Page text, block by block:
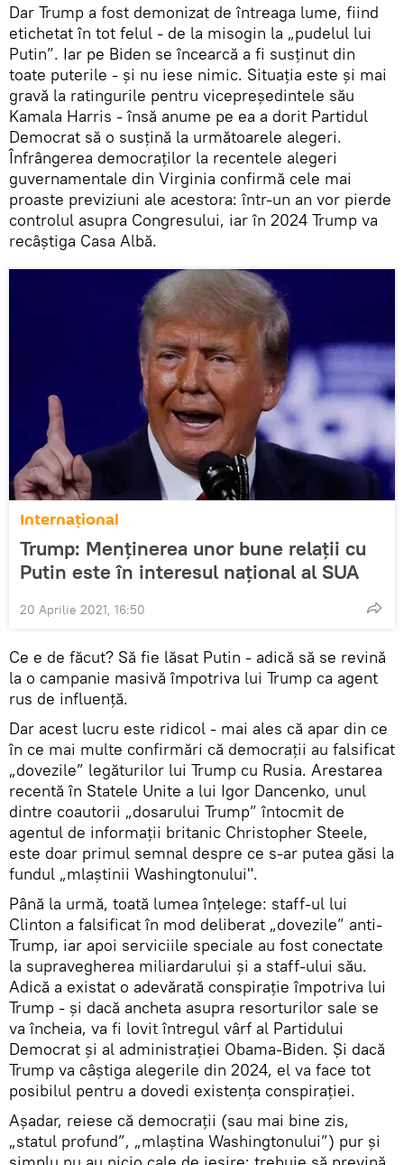
Dar Trump a fost demonizat de întreaga lume, fiind
etichetat în tot felul - de la misogin la „pudelul lui
Putin”. Iar pe Biden se încearcă a fi susținut din
toate puterile - și nu iese nimic. Situația este și mai
gravă la ratingurile pentru vicepreședintele său
Kamala Harris - însă anume pe ea a dorit Partidul
Democrat să o susțină la următoarele alegeri.
Înfrângerea democraților la recentele alegeri
guvernamentale din Virginia confirmă cele mai
proaste previziuni ale acestora: într-un an vor pierde
controlul asupra Congresului, iar în 2024 Trump va
recâștiga Casa Albă.
Internaţional
Trump: Menţinerea unor bune relaţii cu
Putin este în interesul național al SUA
20 Aprilie 2021, 16:50
Ce e de făcut? Să fie lăsat Putin - adică să se revină
la o campanie masivă împotriva lui Trump ca agent
rus de influență.
Dar acest lucru este ridicol - mai ales că apar din ce
în ce mai multe confirmări că democrații au falsificat
„dovezile” legăturilor lui Trump cu Rusia. Arestarea
recentă în Statele Unite a lui Igor Dancenko, unul
dintre coautorii „dosarului Trump” întocmit de
agentul de informații britanic Christopher Steele,
este doar primul semnal despre ce s-ar putea găsi la
fundul „mlaștinii Washingtonului".
Până la urmă, toată lumea înțelege: staff-ul lui
Clinton a falsificat în mod deliberat „dovezile” anti-
Trump, iar apoi serviciile speciale au fost conectate
la supravegherea miliardarului și a staff-ului său.
Adică a existat o adevărată conspirație împotriva lui
Trump - și dacă ancheta asupra resorturilor sale se
va încheia, va fi lovit întregul vârf al Partidului
Democrat și al administrației Obama-Biden. Și dacă
Trump va câștiga alegerile din 2024, el va face tot
posibilul pentru a dovedi existența conspirației.
Așadar, reiese că democrații (sau mai bine zis,
„statul profund”, „mlaștina Washingtonului”) pur și